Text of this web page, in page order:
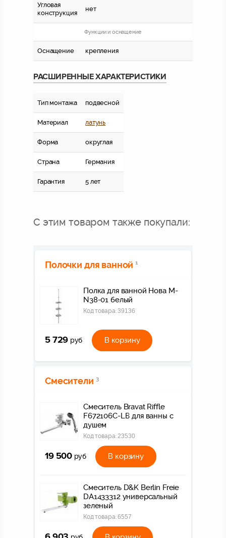
Угловая
конструкция
нет
Функции и оснащение
Оснащение крепления
РАСШИРЕННЫЕ ХАРАКТЕРИСТИКИ
Тип монтажа подвесной
Материал латунь
Форма округлая
Страна Германия
Гарантия 5 лет
С этим товаром также покупали:
Полочки для ванной 1
Полка для ванной Нова M-
N38-01 белый
Код товара:39136
5 729 руб В корзину
Смесители 3
Смеситель Bravat Riffle
F672106C-LB для ванны с
душем
Код товара: 23530
19 500 руб В корзину
Смеситель D&K Berlin Freie
DA1433312 универсальный
зеленый
Код товара:6557